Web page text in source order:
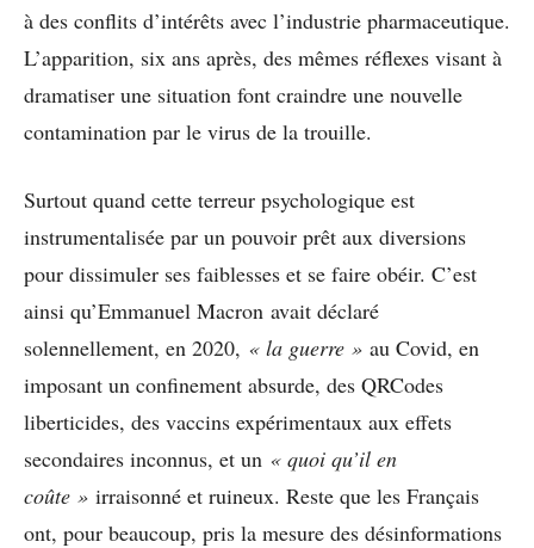
à des conflits d’intérêts avec l’industrie pharmaceutique.
L’apparition, six ans après, des mêmes réflexes visant à
dramatiser une situation font craindre une nouvelle
contamination par le virus de la trouille.
Surtout quand cette terreur psychologique est
instrumentalisée par un pouvoir prêt aux diversions
pour dissimuler ses faiblesses et se faire obéir. C’est
ainsi qu’Emmanuel Macron avait déclaré
solennellement, en 2020, « la guerre » au Covid, en
imposant un confinement absurde, des QRCodes
liberticides, des vaccins expérimentaux aux effets
secondaires inconnus, et un « quoi qu’il en
coûte » irraisonné et ruineux. Reste que les Français
ont, pour beaucoup, pris la mesure des désinformations